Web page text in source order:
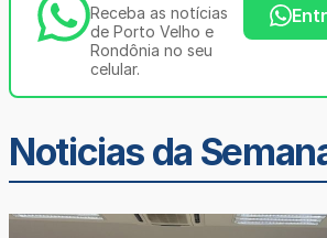
Receba as notícias
de Porto Velho e
Rondônia no seu
celular.
Noticias da